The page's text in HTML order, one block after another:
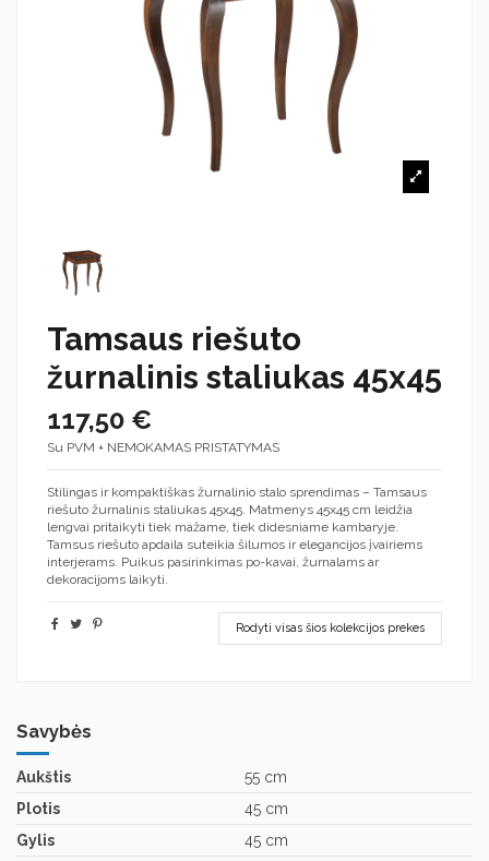
Tamsaus riešuto
žurnalinis staliukas 45x45
117,50 €
Su PVM + NEMOKAMAS PRISTATYMAS
Stilingas ir kompaktiškas žurnalinio stalo sprendimas – Tamsaus
riešuto žurnalinis staliukas 45x45. Matmenys 45x45 cm leidžia
lengvai pritaikyti tiek mažame, tiek didesniame kambaryje.
Tamsus riešuto apdaila suteikia šilumos ir elegancijos įvairiems
interjerams. Puikus pasirinkimas po-kavai, žurnalams ar
dekoracijoms laikyti.
Rodyti visas šios kolekcijos prekes
Savybės
Aukštis
55 cm
Plotis
45 cm
Gylis
45 cm